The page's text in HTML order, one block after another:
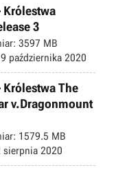
Królestwa
3
3597 MB
października 2020
Królestwa The
v.Dragonmount
1579.5 MB
sierpnia 2020